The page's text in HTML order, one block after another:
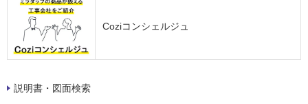
Coziコンシェルジュ
説明書・図面検索